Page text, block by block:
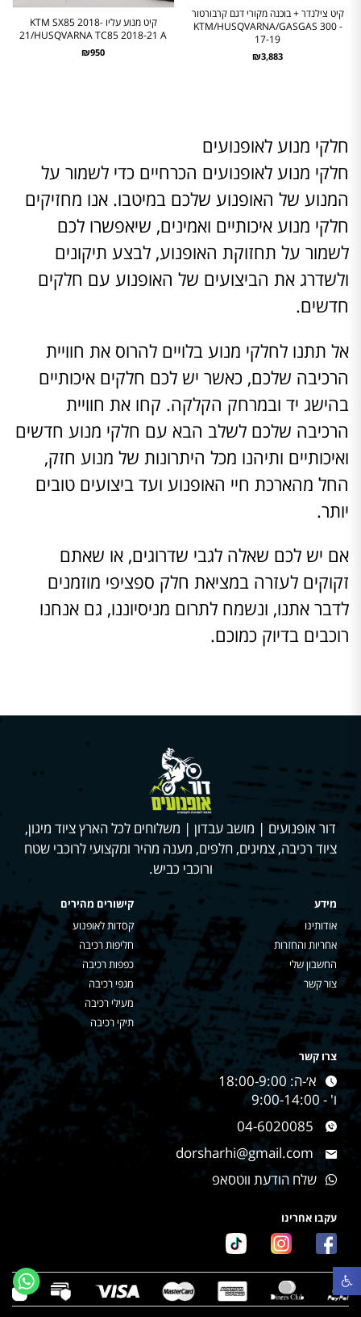
פתח סרגל נגישות
קיט צילנדר + בוכנה מקורי דגם קרבורטור
KTM/HUSQVARNA/GASGAS 300 -
17-19
₪3,883
קיט מנוע עליו KTM SX85 2018-
21/HUSQVARNA TC85 2018-21 A
₪950
חלקי מנוע לאופנועים
חלקי מנוע לאופנועים הכרחיים כדי לשמור על
המנוע של האופנוע שלכם במיטבו. אנו מחזיקים
חלקי מנוע איכותיים ואמינים, שיאפשרו לכם
לשמור על תחזוקת האופנוע, לבצע תיקונים
ולשדרג את הביצועים של האופנוע עם חלקים
חדשים.
אל תתנו לחלקי מנוע בלויים להרוס את חוויית
הרכיבה שלכם, כאשר יש לכם חלקים איכותיים
בהישג יד ובמרחק הקלקה. קחו את חוויית
הרכיבה שלכם לשלב הבא עם חלקי מנוע חדשים
ואיכותיים ותיהנו מכל היתרונות של מנוע חזק,
החל מהארכת חיי האופנוע ועד ביצועים טובים
יותר.
אם יש לכם שאלה לגבי שדרוגים, או שאתם
זקוקים לעזרה במציאת חלק ספציפי מוזמנים
לדבר אתנו, ונשמח לתרום מניסיוננו, גם אנחנו
רוכבים בדיוק כמוכם.
דור אופנועים | מושב עבדון | משלוחים לכל הארץ ציוד מיגון,
ציוד רכיבה, צמיגים, חלפים, מענה מהיר ומקצועי לרוכבי שטח
ורוכבי כביש.
מידע
אודותינו
אחריות והחזרות
החשבון שלי
צור קשר
קישורים מהירים
קסדות לאופנוע
חליפות רכיבה
כפפות רכיבה
מגפי רכיבה
מעילי רכיבה
תיקי רכיבה
צרו קשר
א׳-ה: 18:00-9:00
ו' - 9:00-14:00
04-6020085
dorsharhi@gmail.com
שלח הודעת ווטסאפ
עקבו אחרינו